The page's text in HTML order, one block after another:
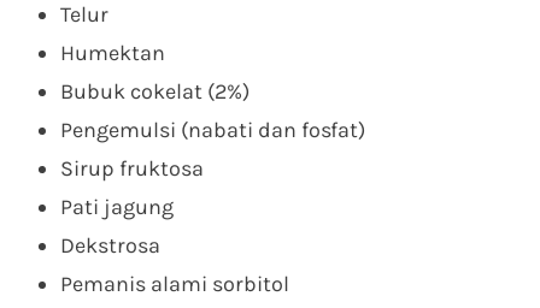
Telur
Humektan
Bubuk cokelat (2%)
Pengemulsi (nabati dan fosfat)
Sirup fruktosa
Pati jagung
Dekstrosa
Pemanis alami sorbitol